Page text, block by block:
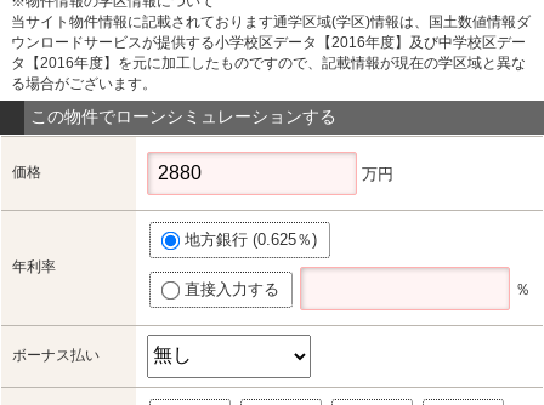
当サイト物件情報に記載されております通学区域(学区)情報は、国土数値情報ダ
ウンロードサービスが提供する小学校区データ【2016年度】及び中学校区デー
タ【2016年度】を元に加工したものですので、記載情報が現在の学区域と異な
る場合がございます。
この物件でローンシミュレーションする
価格 万円
年利率
地方銀行 (0.625％)
直接入力する ％
ボーナス払い